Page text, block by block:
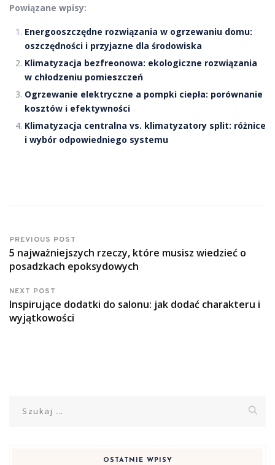
Powiązane wpisy:
Energooszczędne rozwiązania w ogrzewaniu domu:
oszczędności i przyjazne dla środowiska
Klimatyzacja bezfreonowa: ekologiczne rozwiązania
w chłodzeniu pomieszczeń
Ogrzewanie elektryczne a pompki ciepła: porównanie
kosztów i efektywności
Klimatyzacja centralna vs. klimatyzatory split: różnice
i wybór odpowiedniego systemu
PREVIOUS POST
5 najważniejszych rzeczy, które musisz wiedzieć o
posadzkach epoksydowych
NEXT POST
Inspirujące dodatki do salonu: jak dodać charakteru i
wyjątkowości
OSTATNIE WPISY